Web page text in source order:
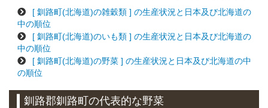
[ 釧路町(北海道)の雑穀類 ] の生産状況と日本及び北海道の
中の順位
[ 釧路町(北海道)のいも類 ] の生産状況と日本及び北海道の
中の順位
[ 釧路町(北海道)の野菜 ] の生産状況と日本及び北海道の中
の順位
釧路郡釧路町の代表的な野菜